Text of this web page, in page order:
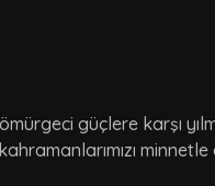
güçlere karşı
minnetle